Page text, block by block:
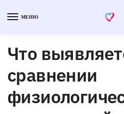
МЕНЮ
Что
сравнении